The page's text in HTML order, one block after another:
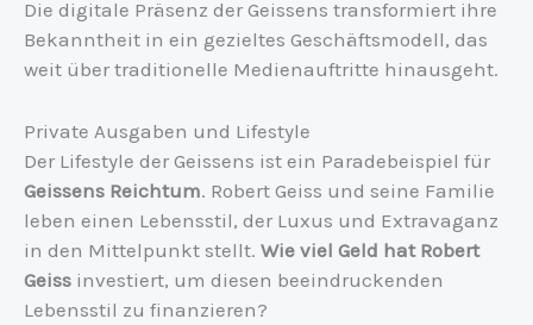
Die digitale Präsenz der Geissens transformiert ihre
Bekanntheit in ein gezieltes Geschäftsmodell, das
weit über traditionelle Medienauftritte hinausgeht.
Private Ausgaben und Lifestyle
Der Lifestyle der Geissens ist ein Paradebeispiel für
Geissens Reichtum. Robert Geiss und seine Familie
leben einen Lebensstil, der Luxus und Extravaganz
in den Mittelpunkt stellt. Wie viel Geld hat Robert
Geiss investiert, um diesen beeindruckenden
Lebensstil zu finanzieren?